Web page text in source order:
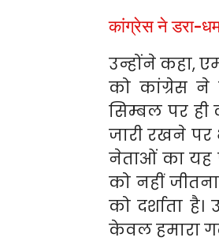
कांग्रेस ने डरा-
उन्होंने कहा,
को कांग्रेस ने
सिम्बल पर
जारी रखने पर
नेताओं का यह
को नहीं जीतना
को दर्शाता
केवल हमारा